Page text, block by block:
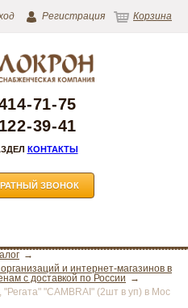
Регистрация Корзина
71-75
39-41
КОНТАКТЫ
ЗВОНОК
и интернет-магазинов в
с доставкой по России
"CAMBRAI" (2шт в уп) в Мос